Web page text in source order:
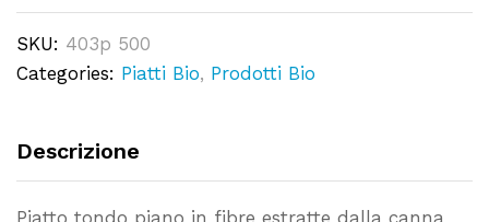
Zucchero
ø
23
Pz-
SKU: 403p 500
Categories: Piatti Bio, Prodotti Bio
Descrizione
Piatto tondo piano in fibre estratte dalla canna